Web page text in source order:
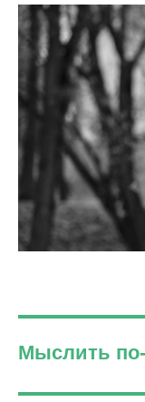
Мыслить